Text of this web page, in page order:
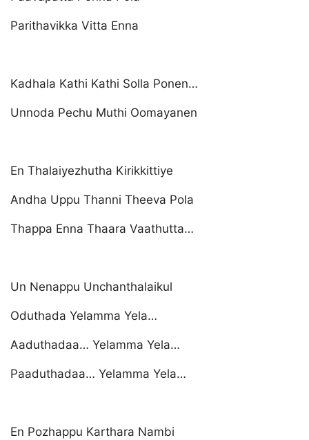
Parithavikka Vitta Enna
Kadhala Kathi Kathi Solla Ponen…
Unnoda Pechu Muthi Oomayanen
En Thalaiyezhutha Kirikkittiye
Andha Uppu Thanni Theeva Pola
Thappa Enna Thaara Vaathutta…
Un Nenappu Unchanthalaikul
Oduthada Yelamma Yela…
Aaduthadaa… Yelamma Yela…
Paaduthadaa… Yelamma Yela…
En Pozhappu Karthara Nambi